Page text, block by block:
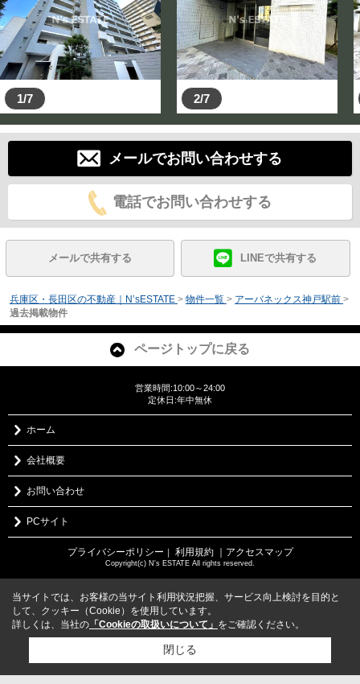
1/7 2/7
メールでお問い合わせする
電話でお問い合わせする
メールで共有する LINEで共有する
兵庫区・長田区の不動産｜N’sESTATE > 物件一覧 > アーバネックス神戸駅前 >
過去掲載物件
ページトップに戻る
営業時間:10:00～24:00
定休日:年中無休
ホーム
会社概要
お問い合わせ
PCサイト
プライバシーポリシー ｜ 利用規約 ｜アクセスマップ
Copyright(c) N's ESTATE All rights reserved.
当サイトでは、お客様の当サイト利用状況把握、サービス向上検討を目的と
して、クッキー（Cookie）を使用しています。
詳しくは、当社の 「Cookieの取扱いについて」 をご確認ください。
閉じる